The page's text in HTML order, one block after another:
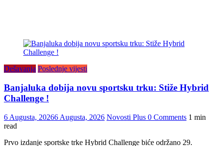
Dešavanja Poslednje vijesti
Banjaluka dobija novu sportsku trku: Stiže Hybrid
Challenge !
6 Augusta, 20266 Augusta, 2026 Novosti Plus 0 Comments 1 min
read
Prvo izdanje sportske trke Hybrid Challenge biće održano 29.